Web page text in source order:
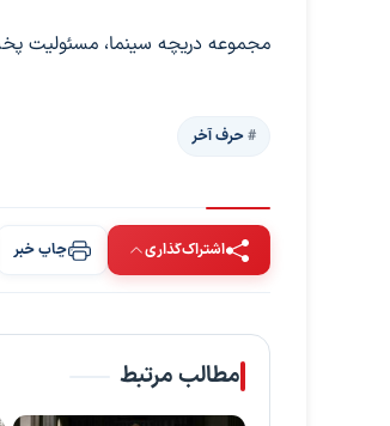
مجموعه دریچه سینما، مسئولیت
حرف آخر
اشتراک‌گذاری چاپ خبر
مطالب مرتبط